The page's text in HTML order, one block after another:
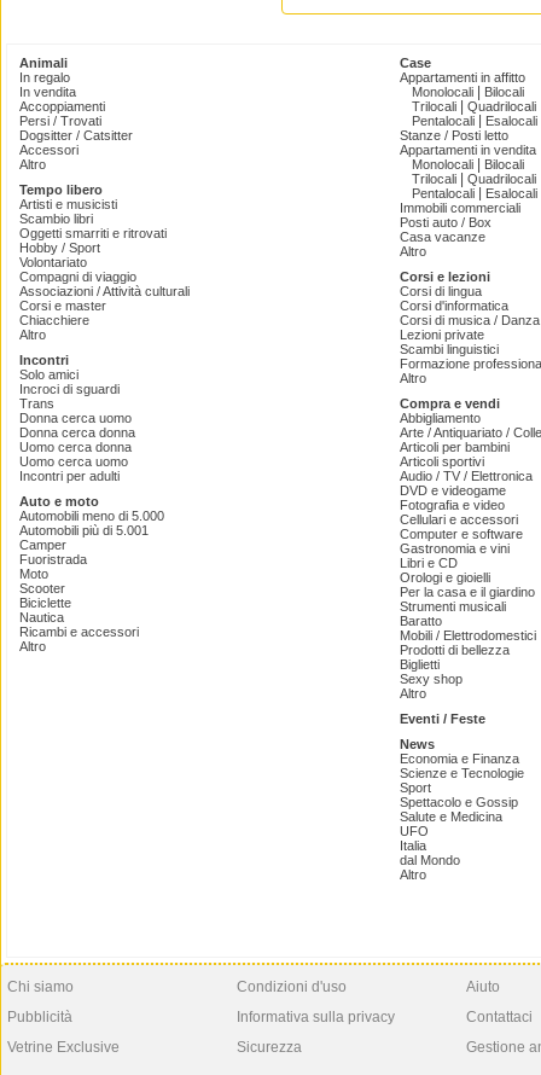
Animali
In regalo
In vendita
Accoppiamenti
Persi / Trovati
Dogsitter / Catsitter
Accessori
Altro
Tempo libero
Artisti e musicisti
Scambio libri
Oggetti smarriti e ritrovati
Hobby / Sport
Volontariato
Compagni di viaggio
Associazioni / Attività culturali
Corsi e master
Chiacchiere
Altro
Incontri
Solo amici
Incroci di sguardi
Trans
Donna cerca uomo
Donna cerca donna
Uomo cerca donna
Uomo cerca uomo
Incontri per adulti
Auto e moto
Automobili meno di 5.000
Automobili più di 5.001
Camper
Fuoristrada
Moto
Scooter
Biciclette
Nautica
Ricambi e accessori
Altro
Case
Appartamenti in affitto
Monolocali
Bilocali
Trilocali
Quadrilocali
Pentalocali
Esalocali
Stanze / Posti letto
Appartamenti in vendita
Monolocali
Bilocali
Trilocali
Quadrilocali
Pentalocali
Esalocali
Immobili commerciali
Posti auto / Box
Casa vacanze
Altro
Corsi e lezioni
Corsi di lingua
Corsi d'informatica
Corsi di musica /
Lezioni private
Scambi linguistici
Formazione
Altro
Compra e vendi
Abbigliamento
Arte / Antiquariato /
Articoli per bambini
Articoli sportivi
Audio / TV / Elettronica
DVD e videogame
Fotografia e video
Cellulari e accessori
Computer e software
Gastronomia e vini
Libri e CD
Orologi e gioielli
Per la casa e il giardino
Strumenti musicali
Baratto
Mobili / Elettrodomestici
Prodotti di bellezza
Biglietti
Sexy shop
Altro
Eventi / Feste
News
Economia e Finanza
Scienze e Tecnologie
Sport
Spettacolo e Gossip
Salute e Medicina
UFO
Italia
dal Mondo
Altro
Chi siamo
Pubblicità
Vetrine Exclusive
Condizioni d'uso
Informativa sulla privacy
Sicurezza
Aiuto
Contattaci
Gestione